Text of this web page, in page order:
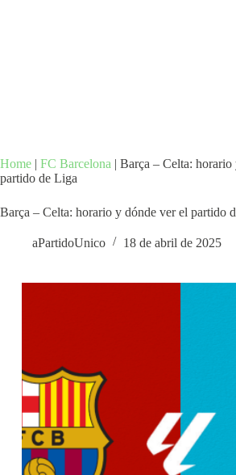
Home | FC Barcelona | Barça – Celta: horario
partido de Liga
Barça – Celta: horario y dónde ver el partido
aPartidoUnico 18 de abril de 2025